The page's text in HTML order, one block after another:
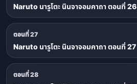
Naruto นารูโตะ นินจาจอมคาถา ตอนที่ 26
ตอนที่ 27
Naruto นารูโตะ นินจาจอมคาถา ตอนที่ 27
ตอนที่ 28